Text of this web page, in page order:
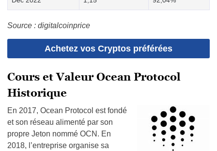
Source : digitalcoinprice
Achetez vos Cryptos préférées
Cours et Valeur Ocean Protocol
Historique
En 2017, Ocean Protocol est fondé
et son réseau alimenté par son
propre Jeton nommé OCN. En
2018, l’entreprise organise sa